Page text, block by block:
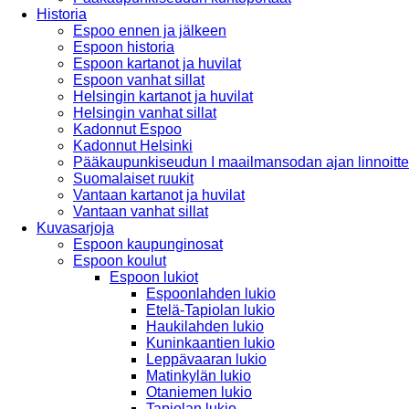
Historia
Espoo ennen ja jälkeen
Espoon historia
Espoon kartanot ja huvilat
Espoon vanhat sillat
Helsingin kartanot ja huvilat
Helsingin vanhat sillat
Kadonnut Espoo
Kadonnut Helsinki
Pääkaupunkiseudun I maailmansodan ajan
Suomalaiset ruukit
Vantaan kartanot ja huvilat
Vantaan vanhat sillat
Kuvasarjoja
Espoon kaupunginosat
Espoon koulut
Espoon lukiot
Espoonlahden lukio
Etelä-Tapiolan lukio
Haukilahden lukio
Kuninkaantien lukio
Leppävaaran lukio
Matinkylän lukio
Otaniemen lukio